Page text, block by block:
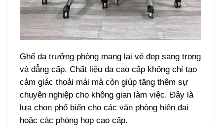
Ghế da trưởng phòng mang lại vẻ đẹp sang trọng
và đẳng cấp. Chất liệu da cao cấp không chỉ tạo
cảm giác thoải mái mà còn giúp tăng thêm sự
chuyên nghiệp cho không gian làm việc. Đây là
lựa chọn phổ biến cho các văn phòng hiện đại
hoặc các phòng họp cao cấp.